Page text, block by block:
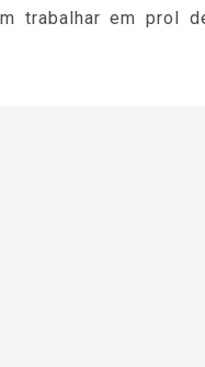
trabalhar em prol